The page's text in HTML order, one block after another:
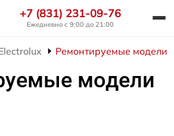
+7 (831) 231-09-76
Ежедневно с 9:00 до 21:00
Ремонтируемые модели
модели